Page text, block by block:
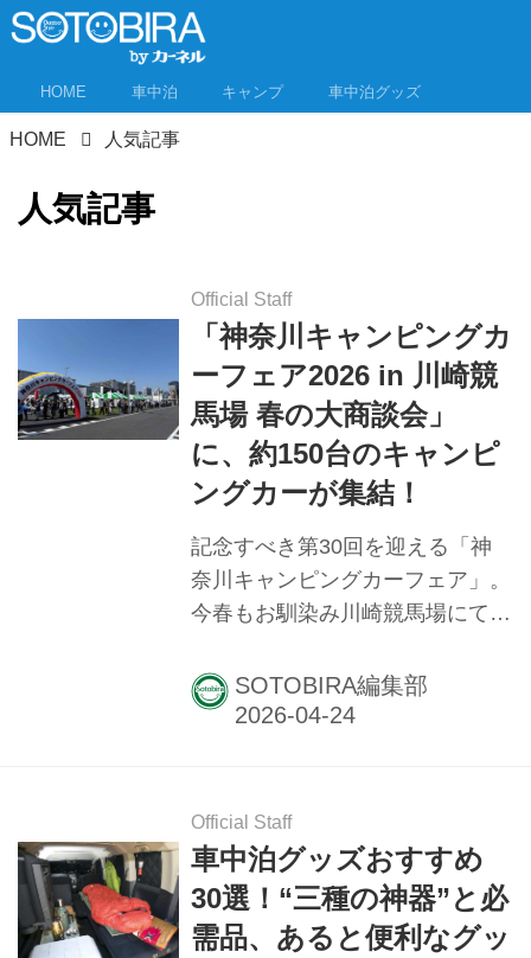
HOME 車中泊 キャンプ 車中泊グッズ
HOME 人気記事
人気記事
Official Staff
「神奈川キャンピングカ
ーフェア2026 in 川崎競
馬場 春の大商談会」
に、約150台のキャンピ
ングカーが集結！
記念すべき第30回を迎える「神
奈川キャンピングカーフェア」。
今春もお馴染み川崎競馬場にて、
程で開催されます。ここではそん
な通称「かなキャン」の見どころ
軽に遊びにいける 首都圏から来
やすい！ そんなアクセスのいい
川崎競馬場での開催ということも
あり、毎回多くの方々が来場する
同イベント。人気の秘密のひとつ
SOTOBIRA編集部
Official Staff
車中泊グッズおすすめ
30選！“三種の神器”と必
需品、あると便利なグッ